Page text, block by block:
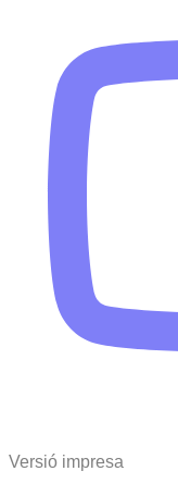
Versió impresa